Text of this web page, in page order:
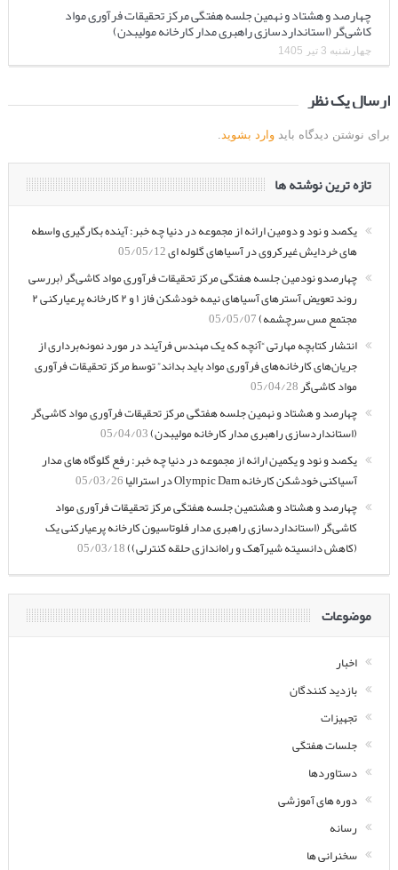
چهارصد و هشتاد و نهمین جلسه هفتگی مرکز تحقیقات فرآوری مواد
کاشی‌گر (استانداردسازی راهبری مدار کارخانه مولیبدن)
چهارشنبه 3 تیر 1405
ارسال یک نظر
برای نوشتن دیدگاه باید وارد بشوید
تازه ترین نوشته ها
یکصد و نود و دومین ارائه از مجموعه در دنیا چه خبر: آینده بکارگیری واسطه
های خردایش غیرکروی در آسیاهای گلوله ای05/05/12
چهارصدو نودمین جلسه هفتگی مرکز تحقیقات فرآوری مواد کاشی‌گر (بررسی
روند تعویض آسترهای آسیاهای نیمه خودشکن فاز ۱ و ۲ کارخانه پرعیارکنی ۲
مجتمع مس سرچشمه)05/05/07
انتشار کتابچه مهارتی “آنچه که یک مهندس فرآیند در مورد نمونه‌برداری از
جریان‌های کارخانه‌های فرآوری مواد باید بداند” توسط مرکز تحقیقات فرآوری
مواد کاشی‌گر05/04/28
چهارصد و هشتاد و نهمین جلسه هفتگی مرکز تحقیقات فرآوری مواد کاشی‌گر
(استانداردسازی راهبری مدار کارخانه مولیبدن)05/04/03
یکصد و نود و یکمین ارائه از مجموعه در دنیا چه خبر: رفع گلوگاه های مدار
آسیاکنی خودشکن کارخانه Olympic Dam در استرالیا
05/03/26
چهارصد و هشتاد و هشتمین جلسه هفتگی مرکز تحقیقات فرآوری مواد
کاشی‌گر (استانداردسازی راهبری مدار فلوتاسیون کارخانه پرعیارکنی یک
(کاهش دانسیته شیرآهک و راه‌اندازی حلقه کنترلی))05/03/18
موضوعات
اخبار
بازدید کنندگان
تجهیزات
جلسات هفتگی
دستاوردها
دوره های آموزشی
رسانه
سخنرانی ها